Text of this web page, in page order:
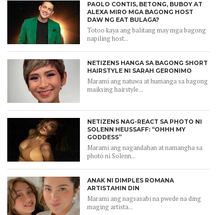
PAOLO CONTIS, BETONG, BUBOY AT
ALEXA MIRO MGA BAGONG HOST
DAW NG EAT BULAGA?
Totoo kaya ang balitang may mga bagong
napiling host...
NETIZENS HANGA SA BAGONG SHORT
HAIRSTYLE NI SARAH GERONIMO
Marami ang natuwa at humanga sa bagong
maiksing hairstyle...
NETIZENS NAG-REACT SA PHOTO NI
SOLENN HEUSSAFF: “OHHH MY
GODDESS”
Marami ang nagandahan at namangha sa
photo ni Solenn...
ANAK NI DIMPLES ROMANA
ARTISTAHIN DIN
Marami ang nagsasabi na pwede na ding
maging artista...